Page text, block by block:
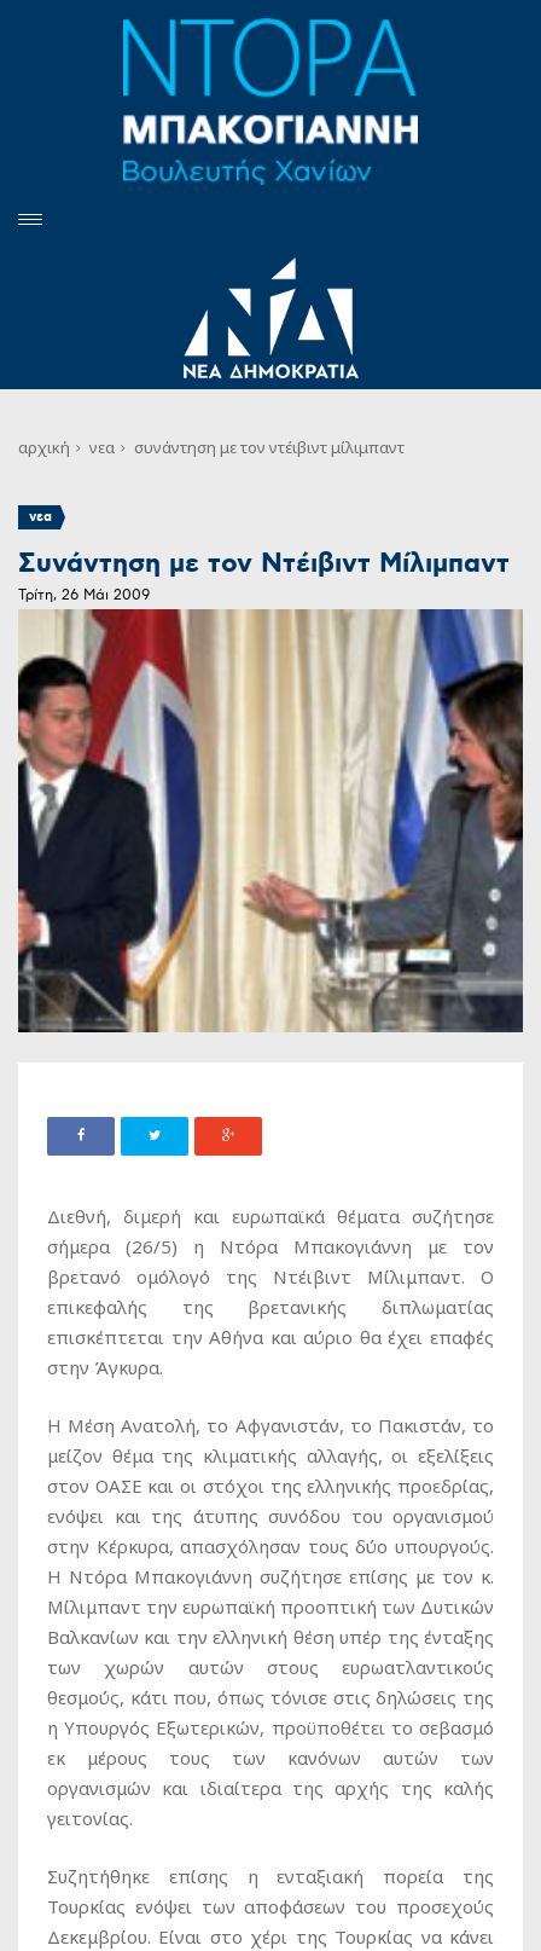
αρχική νεα συνάντηση με τον ντέιβιντ μίλιμπαντ
νεα
Συνάντηση με τον Ντέιβιντ Μίλιμπαντ
Τρίτη, 26 Μάι 2009
Διεθνή, διμερή και ευρωπαϊκά θέματα συζήτησε
σήμερα (26/5) η Ντόρα Μπακογιάννη με τον
βρετανό ομόλογό της Ντέιβιντ Μίλιμπαντ. Ο
επικεφαλής της βρετανικής διπλωματίας
επισκέπτεται την Αθήνα και αύριο θα έχει επαφές
στην Άγκυρα.
Η Μέση Ανατολή, το Αφγανιστάν, το Πακιστάν, το
μείζον θέμα της κλιματικής αλλαγής, οι εξελίξεις
στον ΟΑΣΕ και οι στόχοι της ελληνικής προεδρίας,
ενόψει και της άτυπης συνόδου του οργανισμού
στην Κέρκυρα, απασχόλησαν τους δύο υπουργούς.
Η Ντόρα Μπακογιάννη συζήτησε επίσης με τον κ.
Μίλιμπαντ την ευρωπαϊκή προοπτική των Δυτικών
Βαλκανίων και την ελληνική θέση υπέρ της ένταξης
των χωρών αυτών στους ευρωατλαντικούς
θεσμούς, κάτι που, όπως τόνισε στις δηλώσεις της
η Υπουργός Εξωτερικών, προϋποθέτει το σεβασμό
εκ μέρους τους των κανόνων αυτών των
οργανισμών και ιδιαίτερα της αρχής της καλής
γειτονίας.
Συζητήθηκε επίσης η ενταξιακή πορεία της
Τουρκίας ενόψει των αποφάσεων του προσεχούς
Δεκεμβρίου. Είναι στο χέρι της Τουρκίας να κάνει